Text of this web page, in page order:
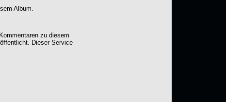
Album.
zu diesem
Dieser Service